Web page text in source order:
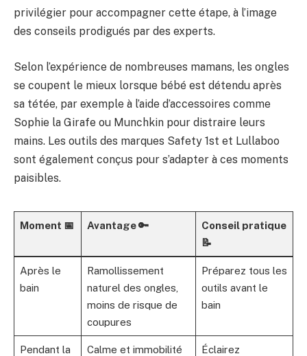
privilégier pour accompagner cette étape, à l’image
des conseils prodigués par des experts.
Selon l’expérience de nombreuses mamans, les ongles
se coupent le mieux lorsque bébé est détendu après
sa tétée, par exemple à l’aide d’accessoires comme
Sophie la Girafe ou Munchkin pour distraire leurs
mains. Les outils des marques Safety 1st et Lullaboo
sont également conçus pour s’adapter à ces moments
paisibles.
Moment 📅 Avantage 🔑
Conseil pratique
📝
Après le
bain
Ramollissement
naturel des ongles,
moins de risque de
coupures
Préparez tous les
outils avant le
bain
Pendant la
Calme et immobilité
Éclairez